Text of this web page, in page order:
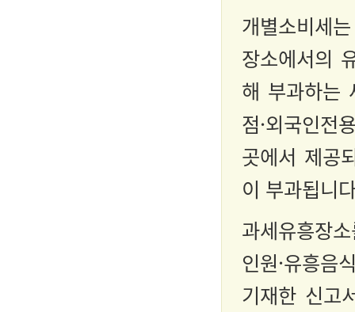
개별소비세
장소에서의
해 부과하는
점·외국인전
곳에서 제공
이 부과됩니
과세유흥장
인원·유흥음
기재한 신고